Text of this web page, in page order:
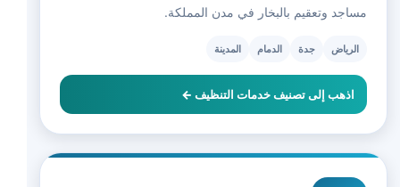
مساجد وتعقيم بالبخار في مدن المملكة.
الرياض جدة الدمام المدينة
اذهب إلى تصنيف خدمات التنظيف ←